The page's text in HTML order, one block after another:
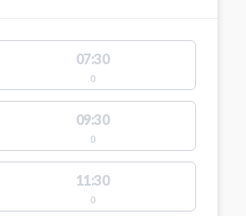
07:30
0
09:30
0
11:30
0